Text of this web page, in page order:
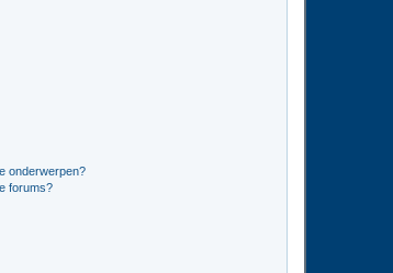
onderwerpen?
forums?